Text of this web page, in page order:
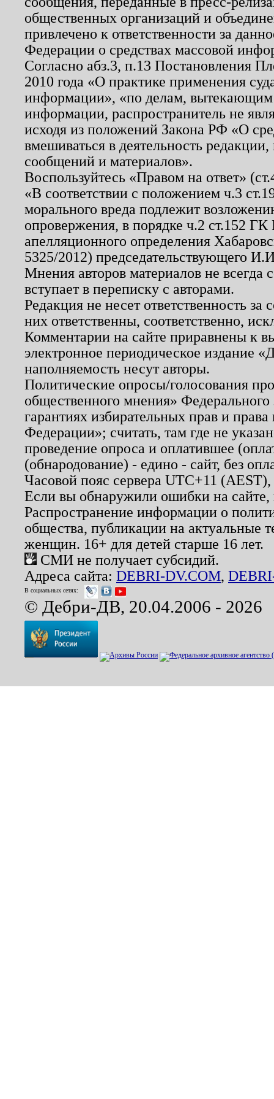
общественных организаций и
привлечено к ответственности за
Федерации о средствах массовой
Согласно абз.3, п.13 Постановления
2010 года «О практике применения
информации», «по делам, вытекающим
информации, распространитель не
исходя из положений Закона РФ «О
вмешиваться в деятельность
сообщений и материалов».
Воспользуйтесь «Правом на ответ»
«В соответствии с положением ч.3
морального вреда подлежит
опровержения, в порядке ч.2 ст.152
апелляционного определения
5325/2012) председательствующего
Мнения авторов материалов не
вступает в переписку с авторами.
Редакция не несет ответственность
них ответственны, соответственно,
Комментарии на сайте приравнены к
электронное периодическое издание
наполняемость несут авторы.
Политические опросы/голосования
общественного мнения»
гарантиях избирательных прав и
Федерации»; считать, там где не
проведение опроса и оплатившее
(обнародование) - едино - сайт, без
Часовой пояс сервера UTC+11
Если вы обнаружили ошибки на
Распространение информации о
общества, публикации на актуальные
женщин. 16+ для детей старше 16 лет.
СМИ не получает субсидий.
Адреса сайта: DEBRI-DV.COM,
В социальных сетях:
© Дебри-ДВ, 20.04.2006 - 2026